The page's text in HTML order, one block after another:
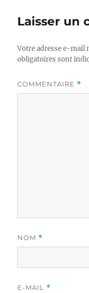
Laisser un
Votre adresse e-mail
obligatoires sont
COMMENTAIRE *
NOM *
E-MAIL *